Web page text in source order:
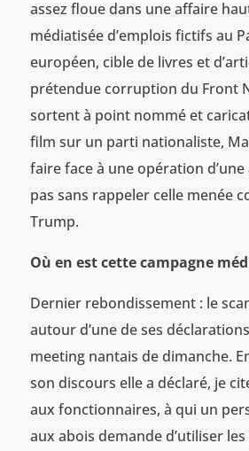
assez floue dans une affaire
médiatisée d’emplois fictifs au
européen, cible de livres et
prétendue corruption du Front
sortent à point nommé et
film sur un parti nationaliste,
faire face à une opération
pas sans rappeler celle menée
Trump.
Où en est cette campagne
Dernier rebondissement : le
autour d’une de ses
meeting nantais de dimanche.
son discours elle a déclaré, je
aux fonctionnaires, à qui un
aux abois demande d’utiliser